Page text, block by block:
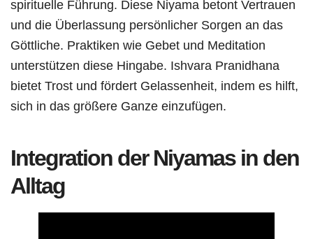
spirituelle Führung. Diese Niyama betont Vertrauen
und die Überlassung persönlicher Sorgen an das
Göttliche. Praktiken wie Gebet und Meditation
unterstützen diese Hingabe. Ishvara Pranidhana
bietet Trost und fördert Gelassenheit, indem es hilft,
sich in das größere Ganze einzufügen.
Integration der Niyamas in den
Alltag